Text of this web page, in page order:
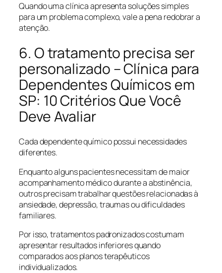
Quando uma clínica apresenta soluções simples
para um problema complexo, vale a pena redobrar a
atenção.
6. O tratamento precisa ser
personalizado – Clínica para
Dependentes Químicos em
SP: 10 Critérios Que Você
Deve Avaliar
Cada dependente químico possui necessidades
diferentes.
Enquanto alguns pacientes necessitam de maior
acompanhamento médico durante a abstinência,
outros precisam trabalhar questões relacionadas à
ansiedade, depressão, traumas ou dificuldades
familiares.
Por isso, tratamentos padronizados costumam
apresentar resultados inferiores quando
comparados aos planos terapêuticos
individualizados.